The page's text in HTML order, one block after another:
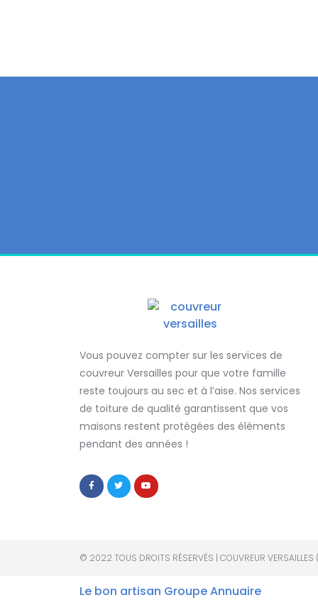
Vous pouvez compter sur les services de
couvreur Versailles pour que votre famille
reste toujours au sec et à l’aise. Nos services
de toiture de qualité garantissent que vos
maisons restent protégées des éléments
pendant des années !
© 2022 TOUS DROITS RÉSERVÉS | COUVREUR
Le bon artisan Groupe Annuaire